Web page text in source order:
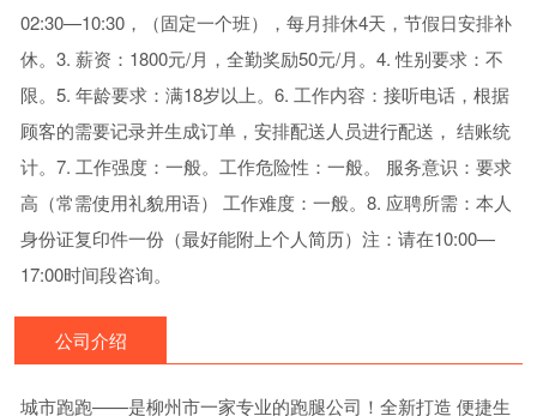
02:30—10:30，（固定一个班），每月排休4天，节假日安排补
休。3. 薪资：1800元/月，全勤奖励50元/月。4. 性别要求：不
限。5. 年龄要求：满18岁以上。6. 工作内容：接听电话，根据
顾客的需要记录并生成订单，安排配送人员进行配送， 结账统
计。7. 工作强度：一般。工作危险性：一般。 服务意识：要求
高（常需使用礼貌用语） 工作难度：一般。8. 应聘所需：本人
身份证复印件一份（最好能附上个人简历）注：请在10:00—
17:00时间段咨询。
公司介绍
城市跑跑——是柳州市一家专业的跑腿公司！全新打造 便捷生